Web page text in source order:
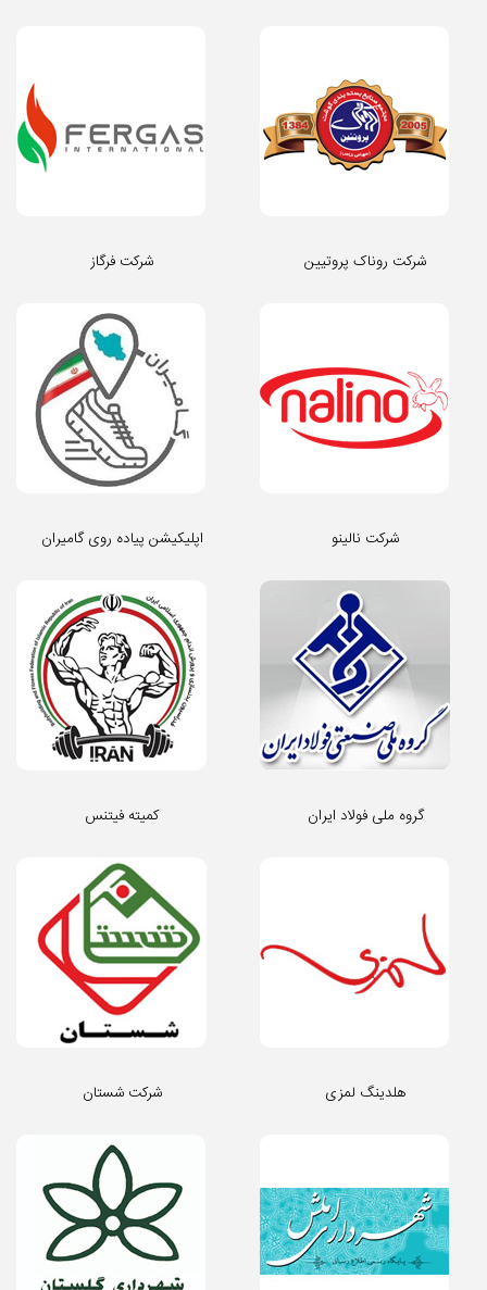
شرکت فرگاز شرکت روناک پروتیین
اپلیکیشن پیاده روی گامیران شرکت نالینو
کمیته فیتنس گروه ملی فولاد ایران
شرکت شستان هلدینگ لمزی